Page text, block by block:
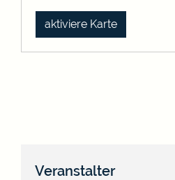
aktiviere Karte
Veranstalter